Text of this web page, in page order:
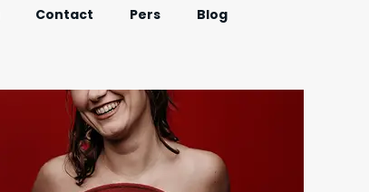
Contact Pers Blog